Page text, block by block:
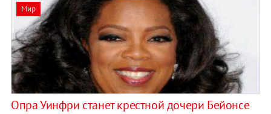
Мир
Опра Уинфри станет крестной дочери Бейонсе